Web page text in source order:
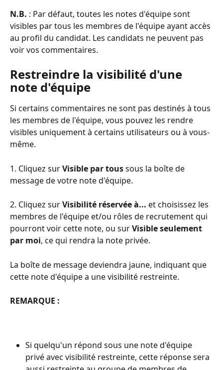
N.B. : Par défaut, toutes les notes d'équipe sont
visibles par tous les membres de l'équipe ayant accès
au profil du candidat. Les candidats ne peuvent pas
voir vos commentaires.
Restreindre la visibilité d'une
note d'équipe
Si certains commentaires ne sont pas destinés à tous
les membres de l'équipe, vous pouvez les rendre
visibles uniquement à certains utilisateurs ou à vous-
même.
1. Cliquez sur Visible par tous sous la boîte de
message de votre note d'équipe.
2. Cliquez sur Visibilité réservée à... et choisissez les
membres de l'équipe et/ou rôles de recrutement qui
pourront voir cette note, ou sur Visible seulement
par moi, ce qui rendra la note privée.
La boîte de message deviendra jaune, indiquant que
cette note d'équipe a une visibilité restreinte.
REMARQUE :
Si quelqu'un répond sous une note d'équipe
privé avec visibilité restreinte, cette réponse sera